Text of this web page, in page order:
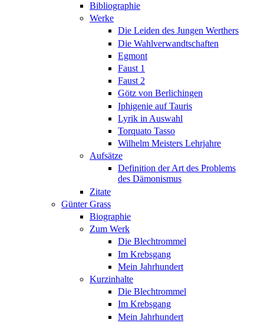
Bibliographie
Werke
Die Leiden des Jungen Werthers
Die Wahlverwandtschaften
Egmont
Faust 1
Faust 2
Götz von Berlichingen
Iphigenie auf Tauris
Lyrik in Auswahl
Torquato Tasso
Wilhelm Meisters Lehrjahre
Aufsätze
Definition der Art des Problems
des Dämonismus
Zitate
Günter Grass
Biographie
Zum Werk
Die Blechtrommel
Im Krebsgang
Mein Jahrhundert
Kurzinhalte
Die Blechtrommel
Im Krebsgang
Mein Jahrhundert